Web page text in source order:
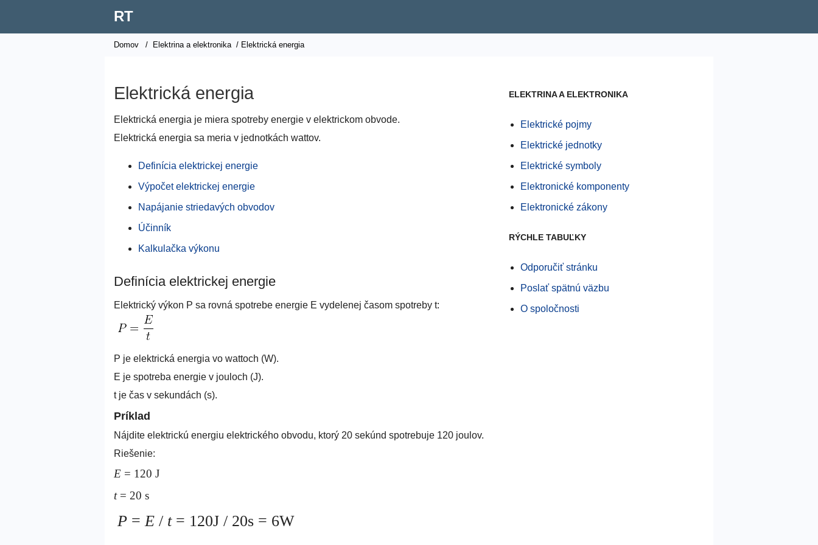
RT
Domov / Elektrina a elektronika / Elektrická energia
Elektrická energia
Elektrická energia je miera spotreby energie v elektrickom obvode.
Elektrická energia sa meria v jednotkách wattov.
Definícia elektrickej energie
Výpočet elektrickej energie
Napájanie striedavých obvodov
Účinník
Kalkulačka výkonu
Definícia elektrickej energie
Elektrický výkon P sa rovná spotrebe energie E vydelenej časom spotreby t:
P je elektrická energia vo wattoch (W).
E je spotreba energie v jouloch (J).
t je čas v sekundách (s).
Príklad
Nájdite elektrickú energiu elektrického obvodu, ktorý 20 sekúnd spotrebuje 120 joulov.
Riešenie:
E = 120 J
t= 20 s
P =E / t= 120J / 20s = 6W
ELEKTRINA A ELEKTRONIKA
Elektrické pojmy
Elektrické jednotky
Elektrické symboly
Elektronické komponenty
Elektronické zákony
RÝCHLE TABUĽKY
Odporučiť stránku
Poslať spätnú väzbu
O spoločnosti